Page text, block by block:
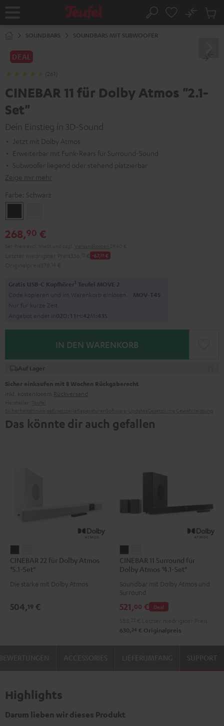
Startseite Suche
No
SOUNDBARS SOUNDBARS MIT SUBWOOFER
DEAL
(261)
CINEBAR 11 für Dolby Atmos "2.1-
Set"
Dein Einstieg in 3D-Sound
Jetzt mit Dolby Atmos
Erweiterbar mit Funk-Rears für Surround-Sound
Subwoofer liegend oder stehend platzierbar
Zeige mir mehr
Farbe: Schwarz
268,90 €
-67,23 €
Gratis USB-C Kopfhörer1 Teufel MOVE 2
Code kopieren und im Warenkorb einlösen. MOV-T4S
Nur für kurze Zeit
Angebot endet in02D:11H:42M:42S
IN DEN WARENKORB
Auf Lager
Sicher einkaufen mit 8 Wochen Rückgaberecht
inkl. kostenlosem Rückversand
Das könnte dir auch gefallen
22
für
Dolby
"5.1-
22
für
Dolby
"5.1-
CINEBAR 22 für Dolby Atmos
"5.1-Set"
Die starke mit Dolby Atmos
504,19 €
11
Surround
für
Atmos
Set"
11
Surround
für
Atmos
Set"
CINEBAR 11 Surround für
Dolby Atmos "4.1-Set"
Soundbar mit Dolby Atmos und
Surround
Deal
521,00 €
630,24 € Originalpreis
SUPPORT
Highlights
Darum lieben wir dieses Produkt